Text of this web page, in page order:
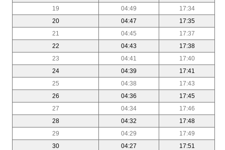
19
04:49
17:34
20
04:47
17:35
21
04:45
17:37
22
04:43
17:38
23
04:41
17:40
24
04:39
17:41
25
04:38
17:43
26
04:36
17:45
27
04:34
17:46
28
04:32
17:48
29
04:29
17:49
30
04:27 17:51